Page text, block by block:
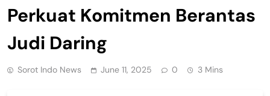
Perkuat Komitmen Berantas
Judi Daring
Sorot Indo News June 11, 2025 0 3 Mins